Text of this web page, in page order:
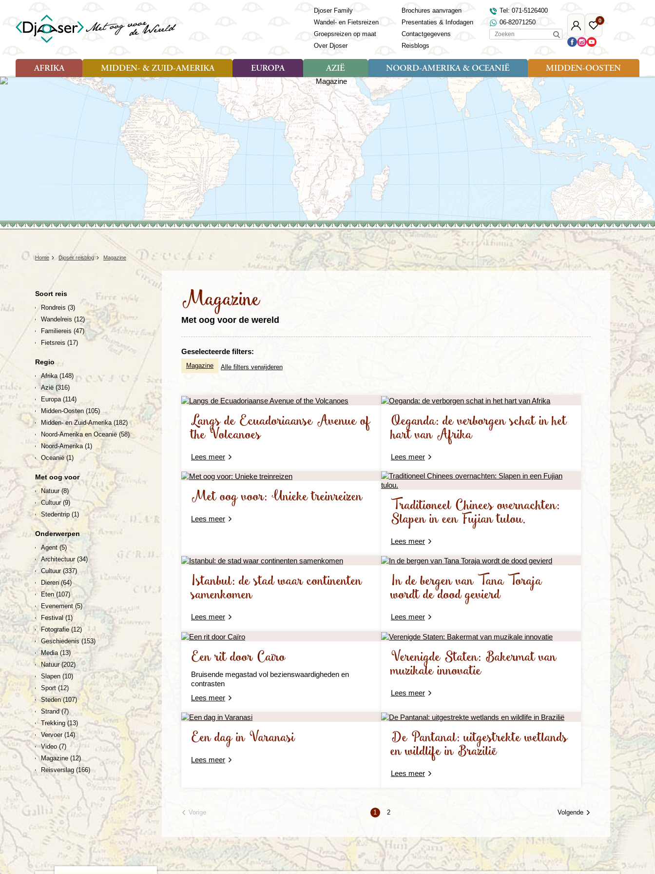
Mijn
Djoser
0
Favoriete
reizen
Djoser Family
Wandel- en Fietsreizen
Groepsreizen op maat
Over Djoser
Brochures aanvragen
Presentaties & Infodagen
Contactgegevens
Reisblogs
Tel: 071-5126400
06-82071250
Zoeken
AFRIKA
Landen
Angola
Benin
Botswana
Egypte
Ghana
Kaapverdië
Kenia
Madagaskar
Mozambique
Namibië
Sao Tomé en Principe
Swaziland
Tanzania
Togo
Zambia
Zanzibar
Zimbabwe
MIDDEN- & ZUID-AMERIKA
Soort reizen
Rondreis (25)
Familiereis (11)
Cultuur (9)
Natuur (13)
Belize
Bolivia
Brazilië
Chili
Colombia
Costa Rica
Cuba
Ecuador
El Salvador
(Frans) Guyana
Galapagos
Guatemala
Honduras
Mexico
Nicaragua
Paaseiland
Paraguay
Suriname
EUROPA
Soort reizen
Rondreis (28)
Familiereis (11)
Fietsreis (8)
Wandelreis (23)
Landen
Albanië
Andorra
Armenië
Azerbeidzjan
Azoren
Balkan
Baltische Staten
Bosnië en Herzegovina
Bulgarije
Engeland
Estland
Finland
Frankrijk
Griekenland
Montenegro
Noord-Macedonië
Noorwegen
Polen
Portugal
Roemenië
Sardinië
Verenigd Koninkrijk
AZIË
Soort reizen
Rondreis (57)
Familiereis (22)
Fietsreis (3)
Cultuur (28)
Natuur (16)
Nieuwe reizen
Rondreis China & Tibet, 42
dagen
Rondreis Sulawesi &
Molukken, 22 dagen
Landen
Bangladesh
Laos
Malediven
Maleisië
Mongolië
Nepal
Oezbekistan
Singapore
Zuid-Korea
NOORD-AMERIKA & OCEANIË
Soort reizen
Rondreis (7)
Familiereis (2)
Natuur (5)
Landen
Nieuw-Zeeland
Verenigde Staten
MIDDEN-OOSTEN
Soort reizen
Familiereis (9)
Fietsreis (1)
Landen
Egypte
Jordanië
Marokko
Oman
Saoedi-Arabië
Tunesië
Turkije
Home Djoser reisblog Magazine
Magazine
Met oog voor de wereld
Geselecteerde filters:
Magazine Alle filters verwijderen
Langs de Ecuadoriaanse Avenue of
the Volcanoes
Lees meer
Oeganda: de verborgen schat in het
hart van Afrika
Lees meer
Met oog voor: Unieke treinreizen
Lees meer
Traditioneel Chinees overnachten:
Slapen in een Fujian tulou.
Lees meer
Istanbul: de stad waar continenten
samenkomen
Lees meer
In de bergen van Tana Toraja
wordt de dood gevierd
Lees meer
Een rit door Caïro
Bruisende megastad vol bezienswaardigheden en
contrasten
Lees meer
Verenigde Staten: Bakermat van
muzikale innovatie
Lees meer
Een dag in Varanasi
Lees meer
De Pantanal: uitgestrekte wetlands
en wildlife in Brazilië
Lees meer
Vorige 1 2 Volgende
Soort reis
Rondreis (3)
Wandelreis (12)
Familiereis (47)
Fietsreis (17)
Regio
Afrika (148)
Azië (316)
Europa (114)
Midden-Oosten (105)
Midden- en Zuid-Amerika (182)
Noord-Amerika en Oceanië (58)
Noord-Amerika (1)
Oceanië(1)
Met oog voor
Natuur(8)
Cultuur (9)
Stedentrip (1)
Onderwerpen
Agent(5)
Architectuur (34)
Cultuur (337)
Dieren(64)
Eten(107)
Evenement (5)
Festival(1)
Fotografie (12)
Geschiedenis(153)
Media (13)
Natuur(202)
Slapen (10)
Sport (12)
Steden(107)
Strand(7)
Trekking (13)
Vervoer (14)
Video(7)
Magazine (12)
Reisverslag (166)